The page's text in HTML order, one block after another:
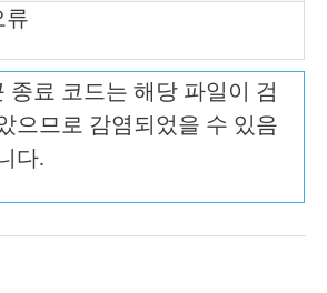
류
종료 코드는 해당 파일이 검
으므로 감염되었을 수 있음
다.